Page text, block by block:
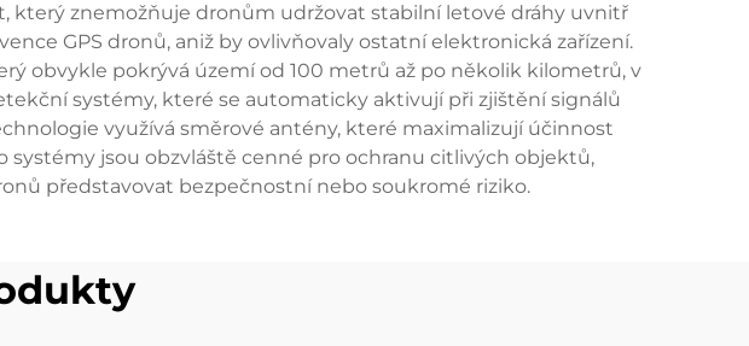
který znemožňuje dronům udržovat stabilní letové dráhy uvnitř
GPS dronů, aniž by ovlivňovaly ostatní elektronická zařízení.
obvykle pokrývá území od 100 metrů až po několik kilometrů, v
systémy, které se automaticky aktivují při zjištění signálů
využívá směrové antény, které maximalizují účinnost
systémy jsou obzvláště cenné pro ochranu citlivých objektů,
představovat bezpečnostní nebo soukromé riziko.